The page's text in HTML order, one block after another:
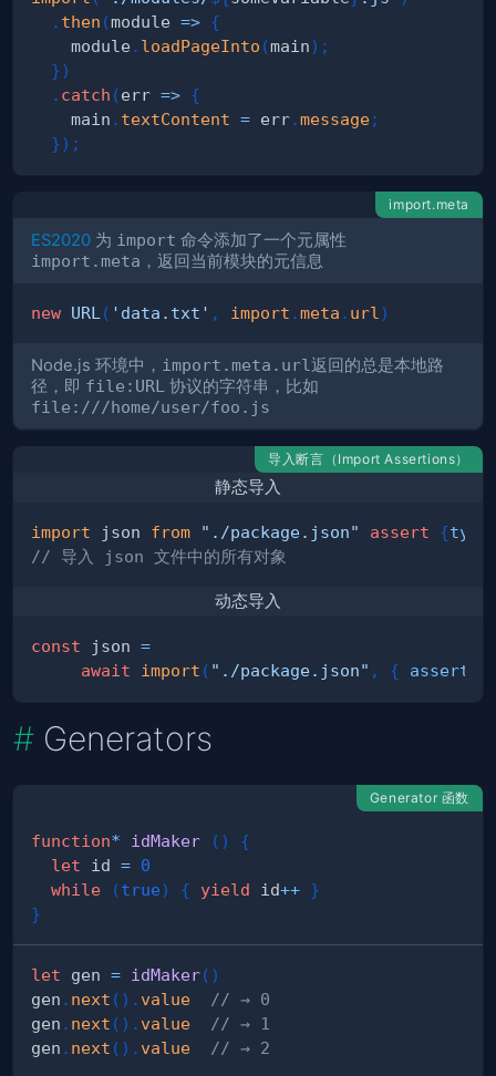
. then (module => {
    module
. loadPageInto (main) ;
})
. catch (err => {
    main
. textContent = err.message;
}) ;
import.meta
ES2020 为 import 命令添加了一个元属性
import.meta ，返回当前模块的元信息
new URL ( 'data.txt' , import .meta . url )
Node.js 环境中， import.meta.url 返回的总是本地路
径，即 file:URL 协议的字符串，比如
file:///home/user/foo.js
导入断言（Import Assertions）
静态导入
import json from "./package.json" assert {type
// 导入 json 文件中的所有对象
动态导入
const json =
await
import ( "./package.json" , { assert
Generators
Generator 函数
function* idMaker ( )
{
let id = 0
while
(true) { yield id++ }
}
let gen = idMaker( )
gen . next ( ) . value
// → 0
gen . next ( ) . value
// → 1
gen . next ( ) . value // → 2